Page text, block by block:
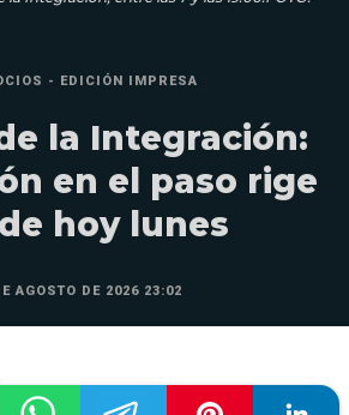
- EDICIÓN IMPRESA
la Integración:
en el paso rige
hoy lunes
AGOSTO DE 2026 23:02